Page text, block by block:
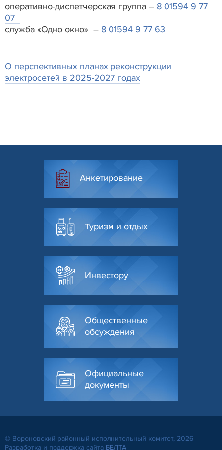
оперативно-диспетчерская группа – 8 01594 9 77
07
служба «Одно окно» – 8 01594 9 77 63
О перспективных планах реконструкции
электросетей в 2025-2027 годах
Анкетирование
Туризм и отдых
Инвестору
Общественные
обсуждения
Официальные
документы
© Вороновский районный исполнительный комитет, 2026
Разработка и поддержка сайта БЕЛТА